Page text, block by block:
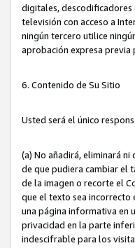
digitales,
televisión con acceso a
ningún tercero utilice
aprobación expresa previa
6. Contenido de Su Sitio
Usted será el único
(a) No añadirá, eliminará
de que pudiera cambiar el
de la imagen o recorte el
que el texto sea incorrecto
una página informativa en
privacidad en la parte
indescifrable para los